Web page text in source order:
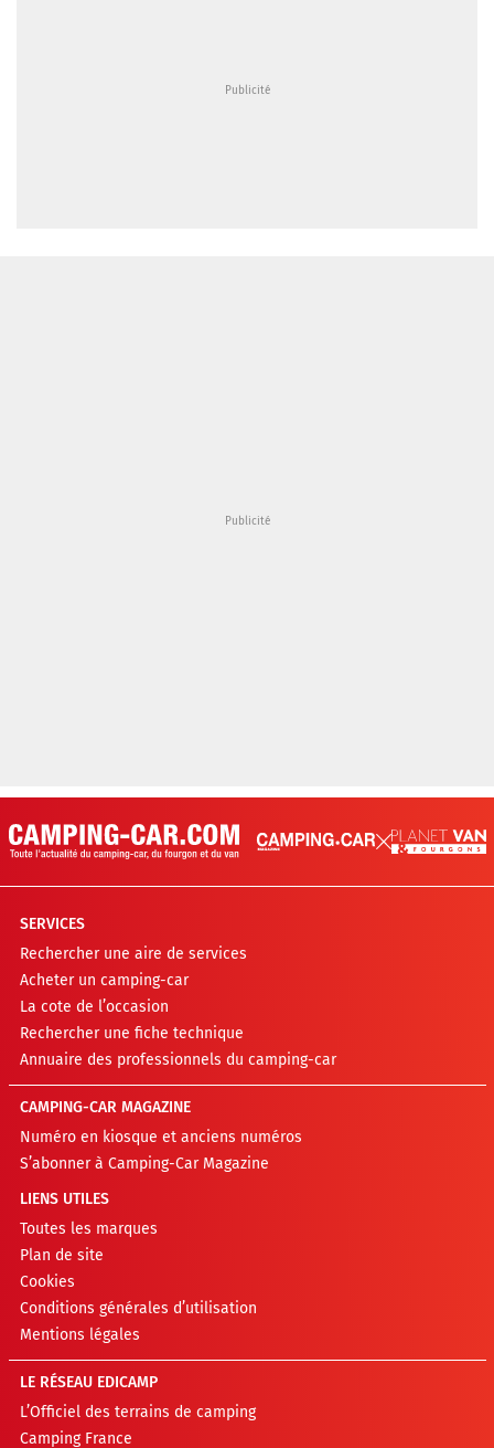
SERVICES
Rechercher une aire de services
Acheter un camping-car
La cote de l’occasion
Rechercher une fiche technique
Annuaire des professionnels du camping-car
CAMPING-CAR MAGAZINE
Numéro en kiosque et anciens numéros
S’abonner à Camping-Car Magazine
LIENS UTILES
Toutes les marques
Plan de site
Cookies
Conditions générales d’utilisation
Mentions légales
LE RÉSEAU EDICAMP
L’Officiel des terrains de camping
Camping France